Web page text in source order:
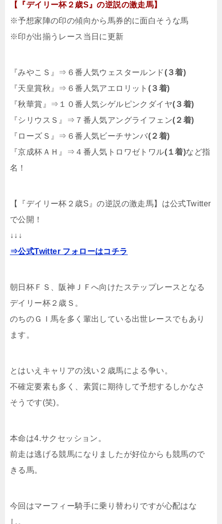
【『デイリー杯２歳S』の逆説の激走馬】
※予想家陣の印の傾向から馬券的に面白そうな馬
※印が出揃うレース当日に更新
『みやこＳ』⇒６番人気ウェスタールンド(３着)
『天皇賞秋』⇒６番人気アエロリット (３着)
『秋華賞』⇒１０番人気シゲルピンクダイヤ(３着)
『シリウスＳ』⇒７番人気アングライフェン(２着)
『ローズＳ』⇒６番人気ビーチサンバ(２着)
『京成杯ＡＨ』⇒４番人気トロワゼトワル(１着)など指
名！
【『デイリー杯２歳S』の逆説の激走馬】は公式Twitter
で公開！
↓↓↓
⇒公式Twitter フォローはコチラ
朝日杯ＦＳ、阪神ＪＦへ向けたステップレースとなる
デイリー杯２歳Ｓ。
のちのＧＩ馬を多く輩出している出世レースでもあり
ます。
とはいえキャリアの浅い２歳馬による争い。
不確定要素も多く、素質に期待して予想するしかなさ
そうです(笑)。
本命は4.サクセッション。
前走は逃げる競馬になりましたが好位からも競馬ので
きる馬。
今回はマーフィー騎手に乗り替わりですが心配はな
し。